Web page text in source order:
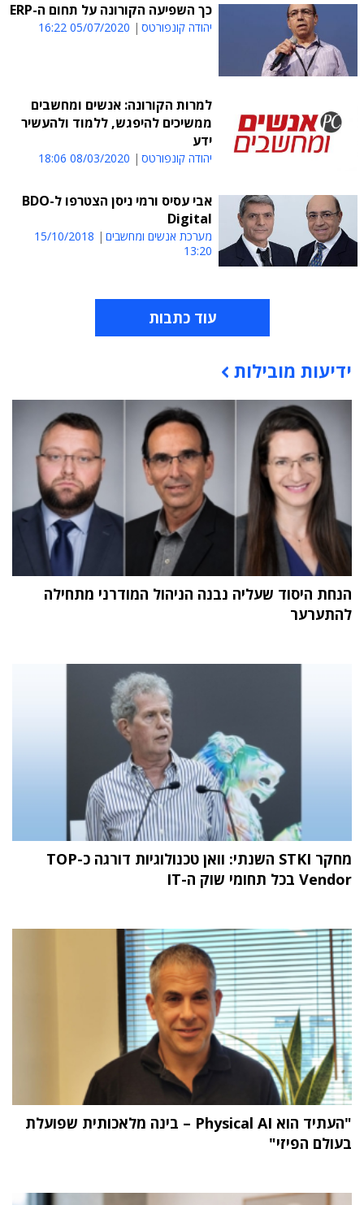
כך השפיעה הקורונה על תחום ה-ERP
יהודה קונפורטס 05/07/2020 16:22
למרות הקורונה: אנשים ומחשבים
ממשיכים להיפגש, ללמוד ולהעשיר
ידע
יהודה קונפורטס 08/03/2020 18:06
אבי עסיס ורמי ניסן הצטרפו ל-BDO
Digital
מערכת אנשים ומחשבים
15/10/2018
13:20
עוד כתבות
תוכן פרסומי
ידיעות מובילות
הנחת היסוד שעליה נבנה הניהול המודרני מתחילה
להתערער
מחקר STKI השנתי: וואן טכנולוגיות דורגה כ-TOP
Vendor בכל תחומי שוק ה-IT
"העתיד הוא Physical AI – בינה מלאכותית שפועלת
בעולם הפיזי"